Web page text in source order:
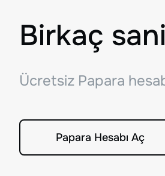
Birkaç
Ücretsiz Papara
Papara Hesabı Aç